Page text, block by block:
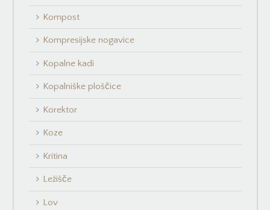
Kompost
Kompresijske nogavice
Kopalne kadi
Kopalniške ploščice
Korektor
Koze
Kritina
Ležišče
Lov